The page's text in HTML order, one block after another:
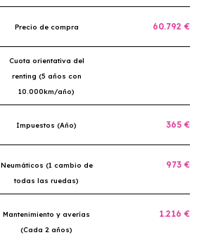
Precio de compra 60.792 €
Cuota orientativa del
renting (5 años con
10.000km/año)
Impuestos (Año) 365 €
Neumáticos (1 cambio de
todas las ruedas)
973 €
Mantenimiento y averías
(Cada 2 años)
1.216 €